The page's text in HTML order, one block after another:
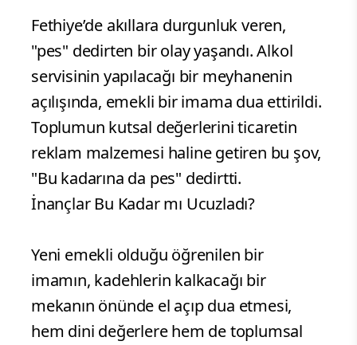
Fethiye’de akıllara durgunluk veren,
"pes" dedirten bir olay yaşandı. Alkol
servisinin yapılacağı bir meyhanenin
açılışında, emekli bir imama dua ettirildi.
Toplumun kutsal değerlerini ticaretin
reklam malzemesi haline getiren bu şov,
"Bu kadarına da pes" dedirtti.
İnançlar Bu Kadar mı Ucuzladı?
Yeni emekli olduğu öğrenilen bir
imamın, kadehlerin kalkacağı bir
mekanın önünde el açıp dua etmesi,
hem dini değerlere hem de toplumsal